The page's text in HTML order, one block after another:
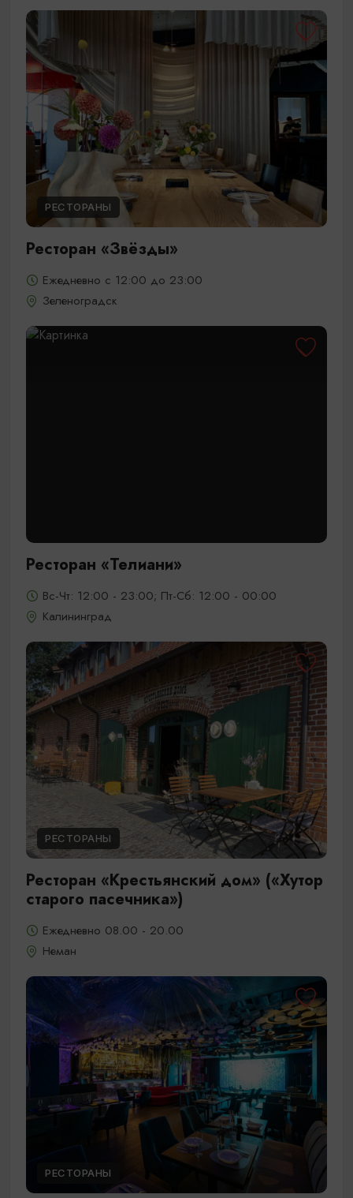
РЕСТОРАНЫ
Ресторан «Звёзды»
Ежедневно с 12:00 до 23:00
Зеленоградск
Ресторан «Телиани»
Вс-Чт: 12:00 - 23:00; Пт-Сб: 12:00 - 00:00
Калининград
РЕСТОРАНЫ
Ресторан «Крестьянский дом» («Хутор
старого пасечника»)
Ежедневно 08.00 - 20.00
Неман
РЕСТОРАНЫ